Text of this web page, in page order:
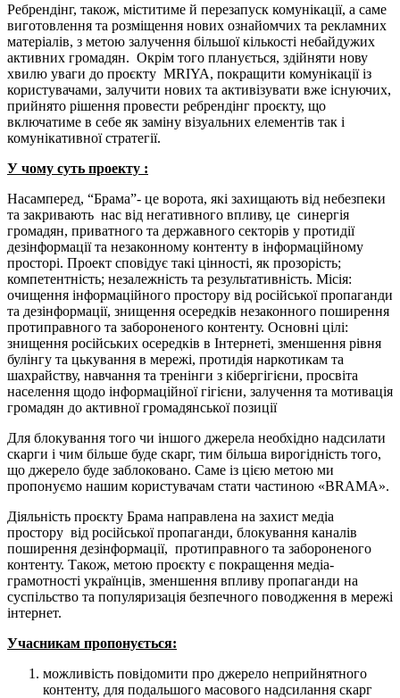
Ребрендінг, також, міститиме й перезапуск комунікації, а саме
виготовлення та розміщення нових ознайомчих та рекламних
матеріалів, з метою залучення більшої кількості небайдужих
активних громадян. Окрім того планується, здійняти нову
хвилю уваги до проєкту MRIYA, покращити комунікації із
користувачами, залучити нових та активізувати вже існуючих,
прийнято рішення провести ребрендінг проєкту, що
включатиме в себе як заміну візуальних елементів так і
комунікативної стратегії.
У чому суть проекту :
Насамперед, “Брама”- це ворота, які захищають від небезпеки
та закривають нас від негативного впливу, це синергія
громадян, приватного та державного секторів у протидії
дезінформації та незаконному контенту в інформаційному
просторі. Проект сповідує такі цінності, як прозорість;
компетентність; незалежність та результативність. Місія:
очищення інформаційного простору від російської пропаганди
та дезінформації, знищення осередків незаконного поширення
протиправного та забороненого контенту. Основні цілі:
знищення російських осередків в Інтернеті, зменшення рівня
булінгу та цькування в мережі, протидія наркотикам та
шахрайству, навчання та тренінги з кібергігієни, просвіта
населення щодо інформаційної гігієни, залучення та мотивація
громадян до активної громадянської позиції
Для блокування того чи іншого джерела необхідно надсилати
скарги і чим більше буде скарг, тим більша вирогідність того,
що джерело буде заблоковано. Саме із цією метою ми
пропонуємо нашим користувачам стати частиною «BRAMA».
Діяльність проєкту Брама направлена на захист медіа
простору від російської пропаганди, блокування каналів
поширення дезінформації, протиправного та забороненого
контенту. Також, метою проєкту є покращення медіа-
грамотності українців, зменшення впливу пропаганди на
суспільство та популяризація безпечного поводження в мережі
інтернет.
Учасникам пропонується:
можливість повідомити про джерело неприйнятного
контенту, для подальшого масового надсилання скарг